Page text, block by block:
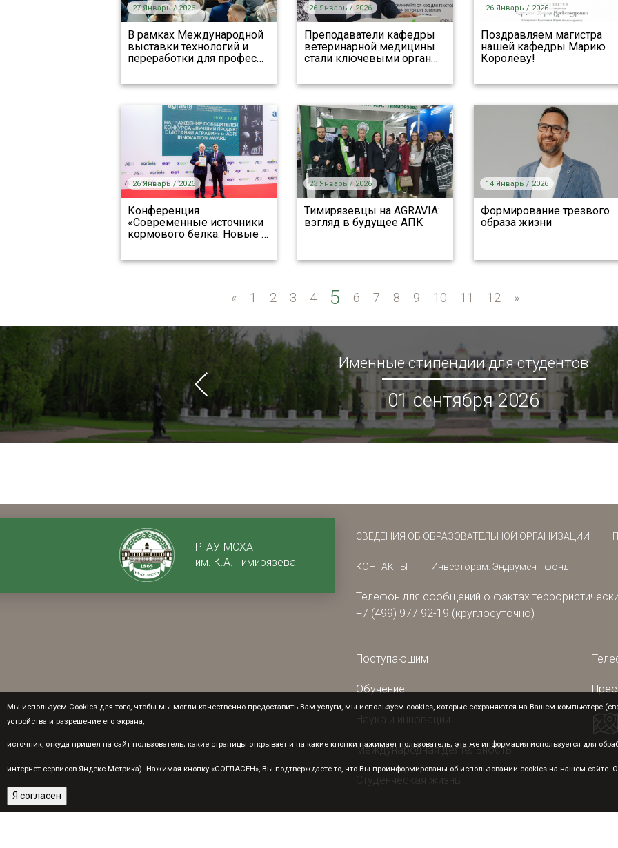
27 Январь / 2026
В рамках Международной
выставки технологий и
переработки для профес…
26 Январь / 2026
Преподаватели кафедры
ветеринарной медицины
стали ключевыми орган…
26 Январь / 2026
Поздравляем магистра
нашей кафедры Марию
Королёву!
26 Январь / 2026
Конференция
«Современные источники
кормового белка: Новые …
23 Январь / 2026
Тимирязевцы на AGRAVIA:
взгляд в будущее АПК
14 Январь / 2026
Формирование трезвого
образа жизни
« 1 2 3 4 5 6 7 8 9 10 11 12 »»
в сфере
Именные стипендии для студентов
01 сентября 2026
РГАУ-МСХА
им. К.А. Тимирязева
СВЕДЕНИЯ ОБ ОБРАЗОВАТЕЛЬНОЙ ОРГАНИЗАЦИИ
КОНТАКТЫ Инвесторам. Эндаумент-фонд
Телефон для сообщений о фактах
+7 (499) 977 92-19 (круглосуточно)
Поступающим
Обучение
Наука и инновации
Международная деятельность
Студенческая жизнь
Мы используем Cookies для того, чтобы мы могли качественно предоставить Вам услуги, мы используем cookies, которые сохраняются на Вашем компьютере
устройства и разрешение его экрана;
источник, откуда пришел на сайт пользователь; какие страницы открывает и на какие кнопки нажимает пользователь; эта же информация используется для
интернет-сервисов Яндекс.Метрика). Нажимая кнопку «СОГЛАСЕН», Вы подтверждаете то, что Вы проинформированы об использовании cookies на нашем сайте.
Я согласен